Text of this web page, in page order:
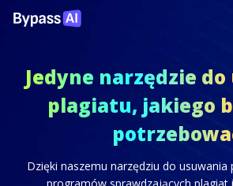
Jedyne narzędzie
plagiatu, jakiego
Dzięki naszemu narzędziu do